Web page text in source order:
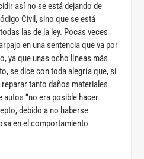
así no se está dejando de
Civil, sino que se está
las de la ley. Pocas veces
en una sentencia que va por
ya que unas ocho líneas más
se dice con toda alegría que, si
tanto daños materiales
“no era posible hacer
debido a no haberse
en el comportamiento